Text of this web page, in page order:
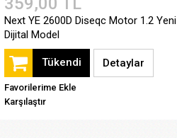
Next YE 2600D Diseqc Motor 1.2 Yeni
Dijital Model
Tükendi Detaylar
Favorilerime Ekle
Karşılaştır